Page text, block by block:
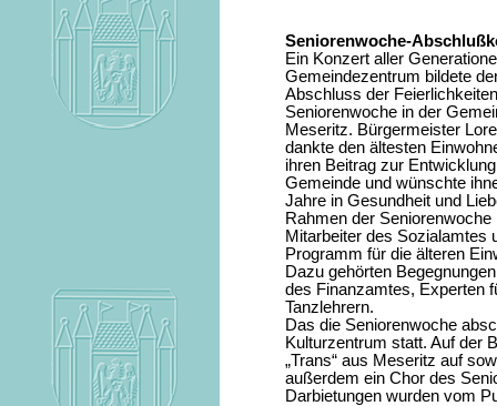
Seniorenwoche-
Ein Konzert aller
Gemeindezentrum bildete
Abschluss der
Seniorenwoche in der
Meseritz. Bürgermeister
dankte den ältesten
ihren Beitrag zur
Gemeinde und wünschte
Jahre in Gesundheit und
Rahmen der Seniorenwoche
Mitarbeiter des Sozialamtes
Programm für die älteren
Dazu gehörten
des Finanzamtes, Experten
Tanzlehrern.
Das die Seniorenwoche
Kulturzentrum statt. Auf der
„Trans“ aus Meseritz auf
außerdem ein Chor des
Darbietungen wurden vom